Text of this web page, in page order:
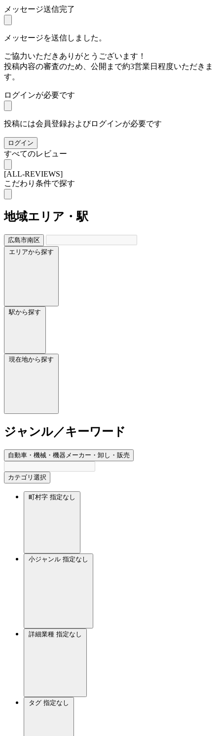
メッセージ送信完了
メッセージを送信しました。
ご協力いただきありがとうございます！
投稿内容の審査のため、公開まで約3営業日程度いただきま
す。
ログインが必要です
投稿には会員登録およびログインが必要です
ログイン
すべてのレビュー
[ALL-REVIEWS]
こだわり条件で探す
地域エリア・駅
広島市南区
エリアから探す
駅から探す
現在地から探す
ジャンル／キーワード
自動車・機械・機器メーカー・卸し・販売
カテゴリ選択
町村字 指定なし
小ジャンル 指定なし
詳細業種 指定なし
タグ 指定なし